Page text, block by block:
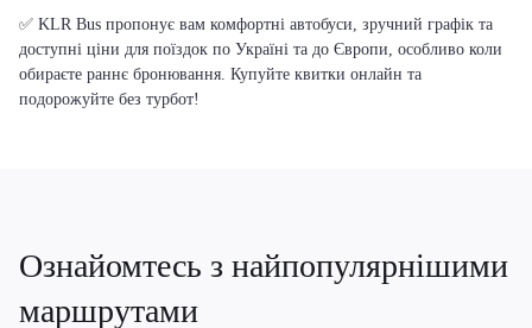
✅ KLR Bus пропонує вам комфортні автобуси, зручний графік та
доступні ціни для поїздок по Україні та до Європи, особливо коли
обираєте раннє бронювання. Купуйте квитки онлайн та
подорожуйте без турбот!
Ознайомтесь з найпопулярнішими
маршрутами